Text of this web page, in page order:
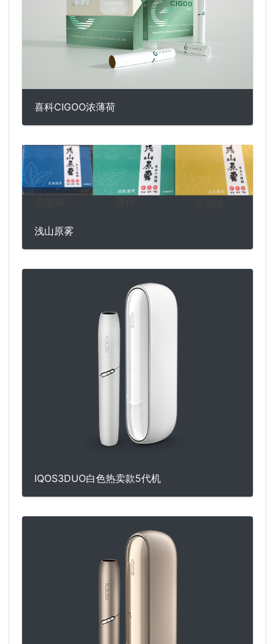
喜科CIGOO浓薄荷
浅山原雾
IQOS3DUO白色热卖款5代机